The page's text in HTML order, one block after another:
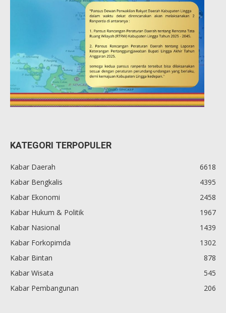
KATEGORI TERPOPULER
Kabar Daerah
6618
Kabar Bengkalis
4395
Kabar Ekonomi
2458
Kabar Hukum & Politik
1967
Kabar Nasional
1439
Kabar Forkopimda
1302
Kabar Bintan
878
Kabar Wisata
545
Kabar Pembangunan
206